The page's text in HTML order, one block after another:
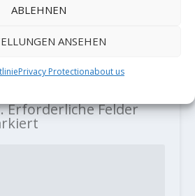
ABLEHNEN
ANSEHEN
Privacy Protectionabout us
EINE ANTWORT
Erforderliche Felder